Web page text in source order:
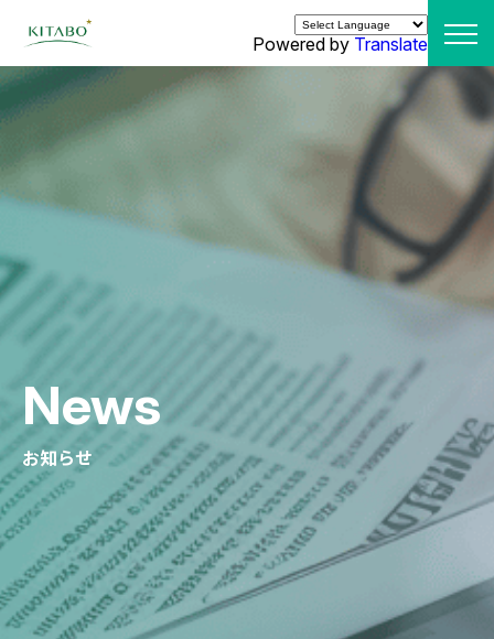
Powered by Translate
News
お知らせ